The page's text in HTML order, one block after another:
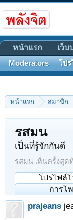
หน้าแรก สมาชิก
รสมน
เป็นที่รู้จักกันดี
รสมน เห็นครั้งสุด
โปรไฟล์
การโ
prajeans
หน้าแรก เว็บ
Moderators โป